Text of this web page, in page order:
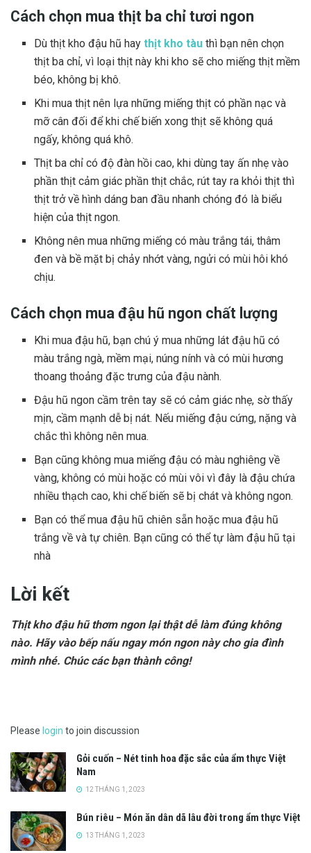
Cách chọn mua thịt ba chỉ tươi ngon
Dù thịt kho đậu hũ haythịt kho tàu thì bạn nên chọn
thịt ba chỉ, vì loại thịt này khi kho sẽ cho miếng thịt mềm
béo, không bị khô.
Khi mua thịt nên lựa những miếng thịt có phần nạc và
mỡ cân đối để khi chế biến xong thịt sẽ không quá
ngấy, không quá khô.
Thịt ba chỉ có độ đàn hồi cao, khi dùng tay ấn nhẹ vào
phần thịt cảm giác phần thịt chắc, rút tay ra khỏi thịt thì
thịt trở về hình dáng ban đầu nhanh chóng đó là biểu
hiện của thịt ngon.
Không nên mua những miếng có màu trắng tái, thâm
đen và bề mặt bị chảy nhớt vàng, ngửi có mùi hôi khó
chịu.
Cách chọn mua đậu hũ ngon chất lượng
Khi mua đậu hũ, bạn chú ý mua những lát đậu hũ có
màu trắng ngà, mềm mại, núng nính và có mùi hương
thoang thoảng đặc trưng của đậu nành.
Đậu hũ ngon cầm trên tay sẽ có cảm giác nhẹ, sờ thấy
mịn, cầm mạnh dễ bị nát. Nếu miếng đậu cứng, nặng và
chắc thì không nên mua.
Bạn cũng không mua miếng đậu có màu nghiêng về
vàng, không có mùi hoặc có mùi vôi vì đây là đậu chứa
nhiều thạch cao, khi chế biến sẽ bị chát và không ngon.
Bạn có thể mua đậu hũ chiên sẵn hoặc mua đậu hũ
trắng về và tự chiên. Bạn cũng có thể tự làm đậu hũ tại
nhà
Lời kết
Thịt kho đậu hũ thơm ngon lại thật dễ làm đúng không
nào. Hãy vào bếp nấu ngay món ngon này cho gia đình
mình nhé. Chúc các bạn thành công!
Please login to join discussion
Gỏi cuốn – Nét tinh hoa đặc sắc của ẩm thực Việt
Nam
12 THÁNG 1, 2023
Bún riêu – Món ăn dân dã lâu đời trong ẩm thực Việt
13 THÁNG 1, 2023